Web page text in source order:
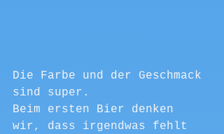
Die Farbe und der Geschmack
sind super.
Beim ersten Bier denken
wir, dass irgendwas fehlt